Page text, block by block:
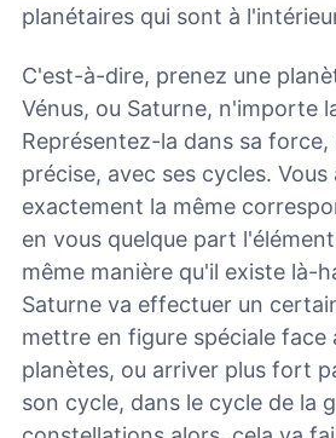
planétaires qui sont à
C'est-à-dire, prenez une
Vénus, ou Saturne, n'importe
Représentez-la dans sa force,
précise, avec ses cycles.
exactement la même
en vous quelque part
même manière qu'il existe là-
Saturne va effectuer un
mettre en figure spéciale face
planètes, ou arriver plus fort
son cycle, dans le cycle de la